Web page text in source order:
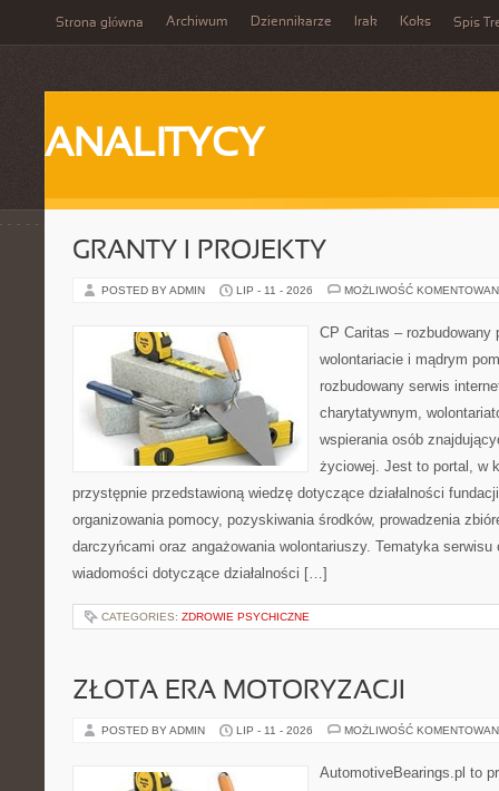
Strona główna Archiwum Dziennikarze Irak Koks Spis
ANALITYCY
GRANTY I PROJEKTY
POSTED BY ADMIN LIP - 11 - 2026 MOŻLIWOŚĆ
CP Caritas – rozbudowany
wolontariacie i mądrym
rozbudowany serwis
charytatywnym,
wspierania osób
życiowej. Jest to portal, w
przystępnie przedstawioną wiedzę dotyczące działalności
organizowania pomocy, pozyskiwania środków, prowadzenia
darczyńcami oraz angażowania wolontariuszy. Tematyka
wiadomości dotyczące działalności […]
CATEGORIES: ZDROWIE PSYCHICZNE
ZŁOTA ERA MOTORYZACJI
POSTED BY ADMIN LIP - 11 - 2026 MOŻLIWOŚĆ
AutomotiveBearings.pl to